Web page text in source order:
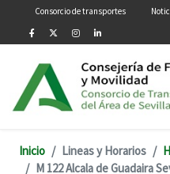
Pasar al contenido principal
Menú secundario
Consorcio de transportes
Inicio Lineas y Horarios
M 122 Alcala de Guadaira